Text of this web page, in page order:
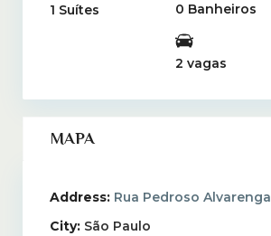
1 Suítes 0 Banheiros
2 vagas
MAPA
Address: Rua Pedroso Alvarenga
City: São Paulo